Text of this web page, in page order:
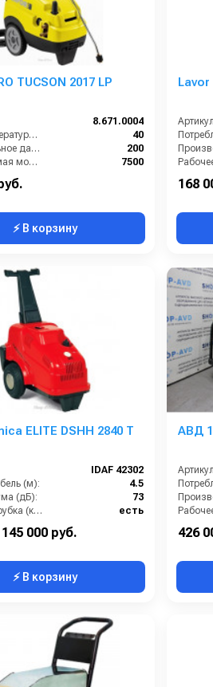
TUCSON 2017 LP
8.671.0004
Макс. температура воды (°C):
40
Максимальное давление (бар):
200
Потребляемая мощность (кВт):
7500
⚡ В корзину
Lavor
168
ELITE DSHH 2840 T
IDAF 42302
(м):
4.5
(дБ):
73
Струйная трубка (копьё):
есть
145 000 руб.
⚡ В корзину
АВД
426